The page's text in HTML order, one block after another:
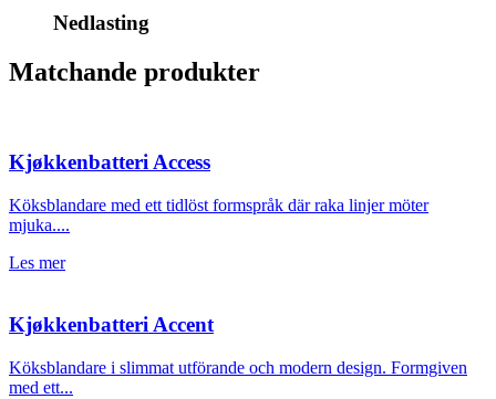
Nedlasting
Matchande produkter
Kjøkkenbatteri Access
Köksblandare med ett tidlöst formspråk där raka linjer möter
mjuka....
Les mer
Kjøkkenbatteri Accent
Köksblandare i slimmat utförande och modern design. Formgiven
med ett...